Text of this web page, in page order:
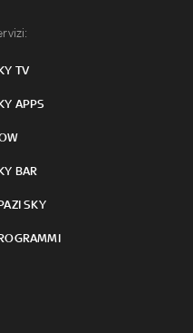
TV
APPS
BAR
SKY